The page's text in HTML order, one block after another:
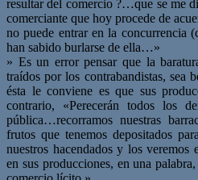
resultar del comercio ?…que se me
comerciante que hoy procede de
no puede entrar en la concurrencia
han sabido burlarse de ella…»
» Es un error pensar que la
traídos por los contrabandistas, sea
ésta le conviene es que sus
contrario, «Perecerán todos los
pública…recorramos nuestras
frutos que tenemos depositados
nuestros hacendados y los
en sus producciones, en una